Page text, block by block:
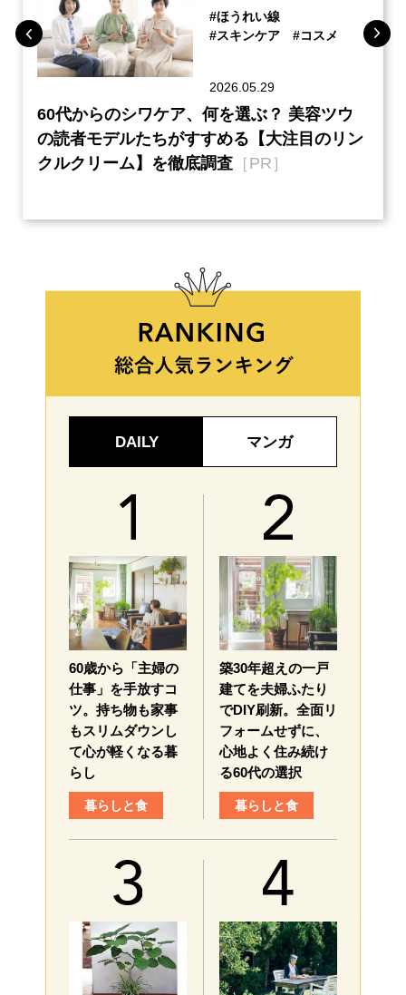
#ほうれい線
#スキンケア
#コスメ
2026.05.29
60代からのシワケア、何を選ぶ？ 美容ツウ
の読者モデルたちがすすめる【大注目のリン
クルクリーム】を徹底調査 ［PR］
DAILY マンガ
60歳から「主婦の
仕事」を手放すコ
ツ。持ち物も家事
もスリムダウンし
て心が軽くなる暮
らし
暮らしと食
築30年超えの一戸
建てを夫婦ふたり
でDIY刷新。全面リ
フォームせずに、
心地よく住み続け
る60代の選択
暮らしと食